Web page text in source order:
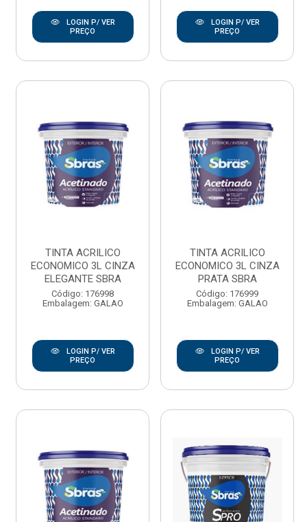
LOGIN P/ VER
PREÇO
LOGIN P/ VER
PREÇO
TINTA ACRILICO
ECONOMICO 3L CINZA
ELEGANTE SBRA
Código: 176998
Embalagem: GALAO
LOGIN P/ VER
PREÇO
TINTA ACRILICO
ECONOMICO 3L CINZA
PRATA SBRA
Código: 176999
Embalagem: GALAO
LOGIN P/ VER
PREÇO